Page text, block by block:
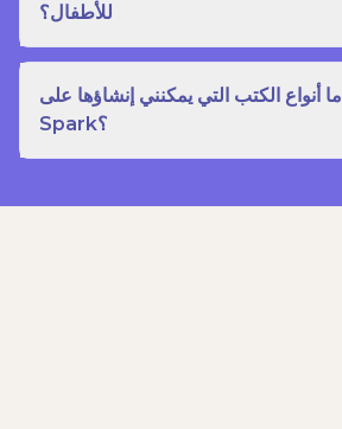
للأطفال؟
ما أنواع الكتب التي يمكنني إنشاؤها على Story
Spark؟